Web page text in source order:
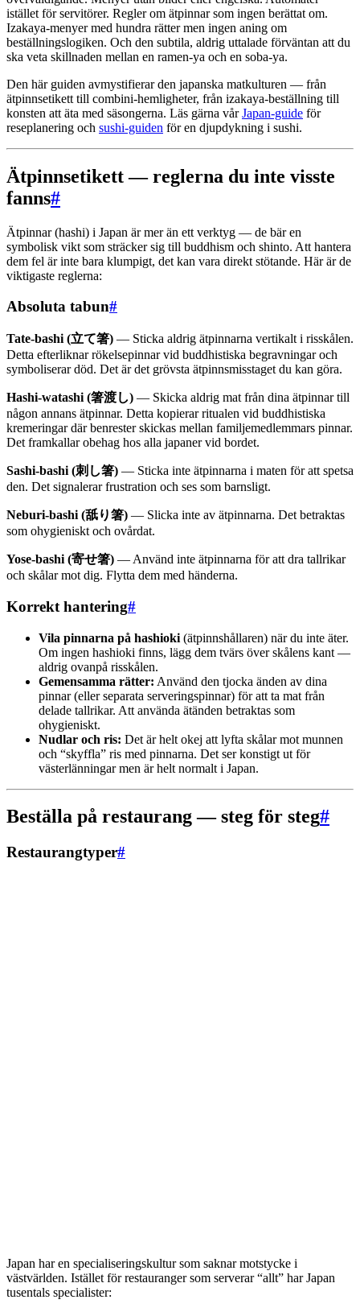
istället för servitörer. Regler om ätpinnar som ingen berättat om.
Izakaya-menyer med hundra rätter men ingen aning om
beställningslogiken. Och den subtila, aldrig uttalade förväntan att du
ska veta skillnaden mellan en ramen-ya och en soba-ya.
Den här guiden avmystifierar den japanska matkulturen — från
ätpinnsetikett till combini-hemligheter, från izakaya-beställning till
konsten att äta med säsongerna. Läs gärna vårJapan-guide för
reseplanering och sushi-guiden för en djupdykning i sushi.
Ätpinnsetikett — reglerna du inte visste
fanns#
Ätpinnar (hashi) i Japan är mer än ett verktyg — de bär en
symbolisk vikt som sträcker sig till buddhism och shinto. Att hantera
dem fel är inte bara klumpigt, det kan vara direkt stötande. Här är de
viktigaste reglerna:
Absoluta tabun#
Tate-bashi (立て箸) — Sticka aldrig ätpinnarna vertikalt i risskålen.
Detta efterliknar rökelsepinnar vid buddhistiska begravningar och
symboliserar död. Det är det grövsta ätpinnsmisstaget du kan göra.
Hashi-watashi (箸渡し) — Skicka aldrig mat från dina ätpinnar till
någon annans ätpinnar. Detta kopierar ritualen vid buddhistiska
kremeringar där benrester skickas mellan familjemedlemmars pinnar.
Det framkallar obehag hos alla japaner vid bordet.
Sashi-bashi (刺し箸) — Sticka inte ätpinnarna i maten för att spetsa
den. Det signalerar frustration och ses som barnsligt.
Neburi-bashi (舐り箸) — Slicka inte av ätpinnarna. Det betraktas
som ohygieniskt och ovårdat.
Yose-bashi (寄せ箸) — Använd inte ätpinnarna för att dra tallrikar
och skålar mot dig. Flytta dem med händerna.
Korrekt hantering#
Vila pinnarna på hashioki (ätpinnshållaren) när du inte äter.
Om ingen hashioki finns, lägg dem tvärs över skålens kant —
aldrig ovanpå risskålen.
Gemensamma rätter: Använd den tjocka änden av dina
pinnar (eller separata serveringspinnar) för att ta mat från
delade tallrikar. Att använda ätänden betraktas som
ohygieniskt.
Nudlar och ris: Det är helt okej att lyfta skålar mot munnen
och “skyffla” ris med pinnarna. Det ser konstigt ut för
västerlänningar men är helt normalt i Japan.
Beställa på restaurang — steg för steg#
Restaurangtyper#
Japan har en specialiseringskultur som saknar motstycke i
västvärlden. Istället för restauranger som serverar “allt” har Japan
tusentals specialister: